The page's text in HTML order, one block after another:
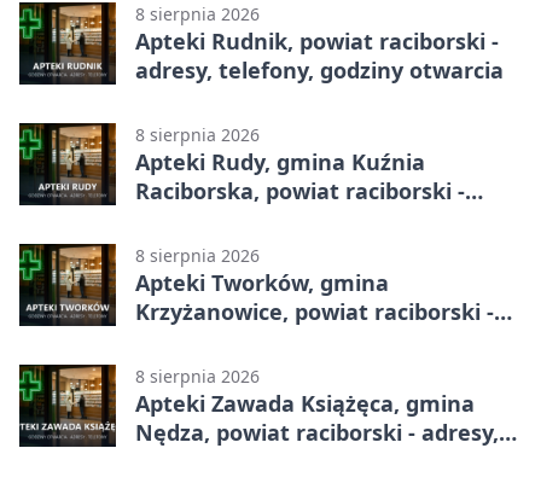
8 sierpnia 2026
Apteki Rudnik, powiat raciborski -
adresy, telefony, godziny otwarcia
8 sierpnia 2026
Apteki Rudy, gmina Kuźnia
Raciborska, powiat raciborski -
8 sierpnia 2026
Apteki Tworków, gmina
Krzyżanowice, powiat raciborski -
8 sierpnia 2026
Apteki Zawada Książęca, gmina
Nędza, powiat raciborski - adresy,